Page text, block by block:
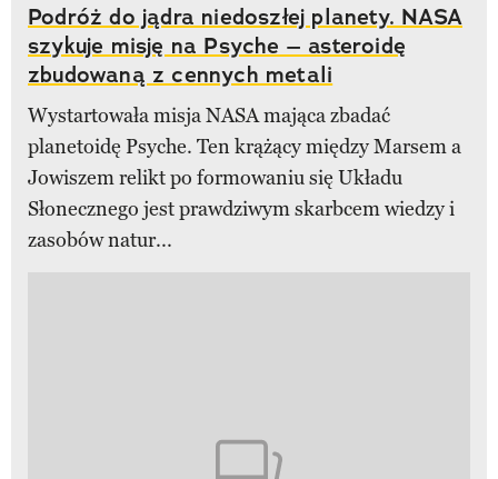
Podróż do jądra niedoszłej planety. NASA
szykuje misję na Psyche – asteroidę
zbudowaną z cennych metali
Wystartowała misja NASA mająca zbadać
planetoidę Psyche. Ten krążący między Marsem a
Jowiszem relikt po formowaniu się Układu
Słonecznego jest prawdziwym skarbcem wiedzy i
zasobów natur...